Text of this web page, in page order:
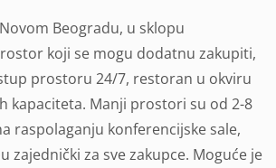
Beogradu, u sklopu
koji se mogu dodatnu zakupiti,
prostoru 24/7, restoran u okviru
kapaciteta. Manji prostori su od 2-8
raspolaganju konferencijske sale,
za sve zakupce. Moguće je